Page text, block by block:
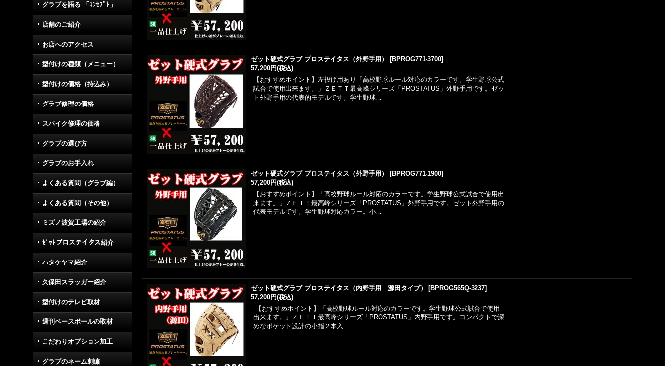
グラブを語る 「ｺﾝｾﾌﾟﾄ」
店舗のご紹介
お店へのアクセス
型付けの種類（メニュー）
型付けの価格（持込み）
グラブ修理の価格
スパイク修理の価格
グラブの選び方
グラブのお手入れ
よくある質問（グラブ編）
よくある質問（その他）
ミズノ波賀工場の紹介
ｾﾞｯﾄプロステイタス紹介
ハタケヤマ紹介
久保田スラッガー紹介
型付けのテレビ取材
週刊ベースボールの取材
こだわりオプション加工
グラブのネーム刺繍
ゼット硬式グラブ プロステイタス（外野手用） [BPROG771-3700]
57,200円(税込)
【おすすめポイント】左投げ用あり「高校野球ルール対応のカラーです。学生野球公式
試合で使用出来ます。」ＺＥＴＴ最高峰シリーズ「PROSTATUS」外野手用です。ゼッ
ト外野手用の代表的モデルです。学生野球…
ゼット硬式グラブ プロステイタス（外野手用） [BPROG771-1900]
57,200円(税込)
【おすすめポイント】「高校野球ルール対応のカラーです。学生野球公式試合で使用出
来ます。」ＺＥＴＴ最高峰シリーズ「PROSTATUS」外野手用です。ゼット外野手用の
代表モデルです。学生野球対応カラー。小…
ゼット硬式グラブ プロステイタス（内野手用 源田タイプ） [BPROG565Q-3237]
57,200円(税込)
【おすすめポイント】「高校野球ルール対応のカラーです。学生野球公式試合で使用
出来ます。」ＺＥＴＴ最高峰シリーズ「PROSTATUS」内野手用です。コンパクトで深
めなポケット設計の小指２本入…